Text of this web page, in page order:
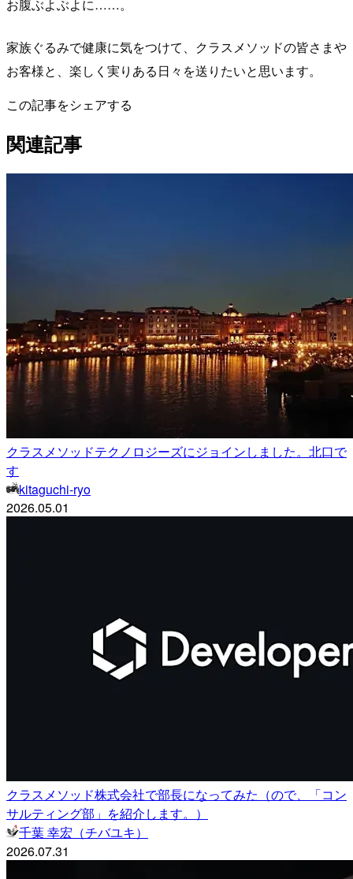
お腹ぶよぶよに……。
家族ぐるみで健康に気をつけて、クラスメソッドの皆さまや
お客様と、楽しく実りある日々を送りたいと思います。
この記事をシェアする
関連記事
クラスメソッドテクノロジーズにジョインしました。北口で
す
kitaguchi-ryo
2026.05.01
クラスメソッド株式会社で部長になってみた（ので、「コン
サルティング部」を紹介します。）
千葉 幸宏（チバユキ）
2026.07.31